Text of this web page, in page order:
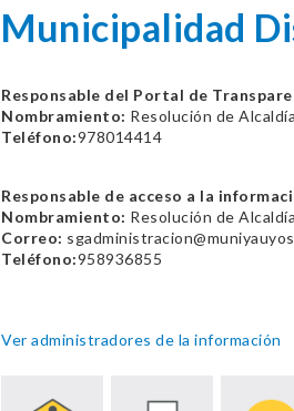
Municipalidad
Responsable del Portal de
Nombramiento: Resolución de
Teléfono:978014414
Responsable de acceso a la
Nombramiento: Resolución de
Correo:
Teléfono:958936855
Ver administradores de la información